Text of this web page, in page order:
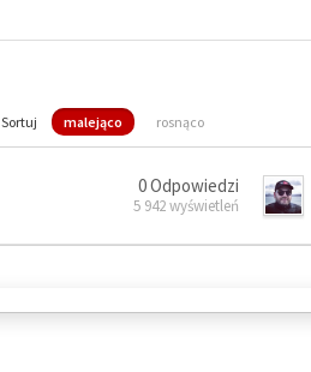
Sortuj malejąco rosnąco
0 Odpowiedzi
5 942 wyświetleń